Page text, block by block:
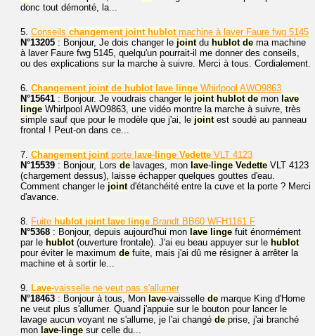
donc tout démonté, la...
5. Conseils changement joint hublotmachine à laver Faure fwg 5145
N°13205 : Bonjour, Je dois changer le jointdu hublot de ma machine
à laver Faure fwg 5145, quelqu'un pourrait-il me donner des conseils,
ou des explications sur la marche à suivre. Merci à tous. Cordialement.
6. Changement joint de hublot lave linge Whirlpool AWO9863
N°15641 : Bonjour. Je voudrais changer le joint hublot de mon lave
linge Whirlpool AWO9863, une vidéo montre la marche à suivre, très
simple sauf que pour le modèle que j'ai, le jointest soudé au panneau
frontal ! Peut-on dans ce...
7. Changement jointporte lave- linge Vedette VLT 4123
N°15539 : Bonjour, Lors de lavages, mon lave- linge Vedette VLT 4123
(chargement dessus), laisse échapper quelques gouttes d'eau.
Comment changer le jointd'étanchéité entre la cuve et la porte ? Merci
d'avance.
8. Fuite hublot joint lave linge Brandt BB60 WFH1161 F
N°5368 : Bonjour, depuis aujourd'hui mon lave linge fuit énormément
par le hublot(ouverture frontale). J'ai eu beau appuyer sur le hublot
pour éviter le maximum de fuite, mais j'ai dû me résigner à arrêter la
machine et à sortir le...
9. Lave-vaisselle ne veut pas s'allumer
N°18463 : Bonjour à tous, Mon lave-vaisselle de marque King d'Home
ne veut plus s'allumer. Quand j'appuie sur le bouton pour lancer le
lavage aucun voyant ne s'allume, je l'ai changé de prise, j'ai branché
mon lave- linge sur celle du...